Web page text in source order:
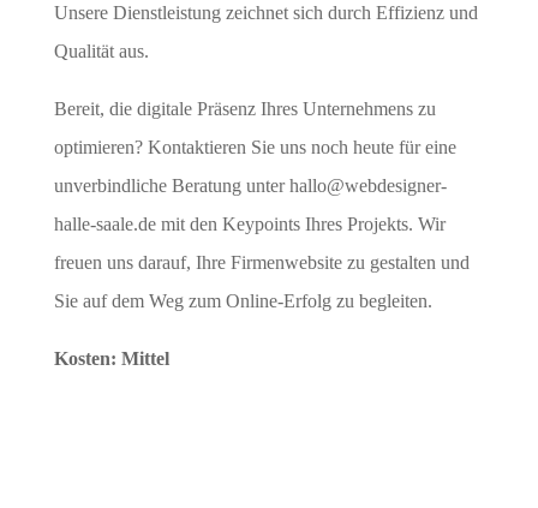
Unsere Dienstleistung zeichnet sich durch Effizienz und
Qualität aus.
Bereit, die digitale Präsenz Ihres Unternehmens zu
optimieren? Kontaktieren Sie uns noch heute für eine
unverbindliche Beratung unterhallo@webdesigner-
halle-saale.demit den Keypoints Ihres Projekts. Wir
freuen uns darauf, Ihre Firmenwebsite zu gestalten und
Sie auf dem Weg zum Online-Erfolg zu begleiten.
Kosten: Mittel